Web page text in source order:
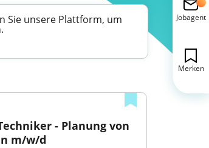
Sie unsere Plattform, um
- Planung von
m/w/d
Jobagent
Merken